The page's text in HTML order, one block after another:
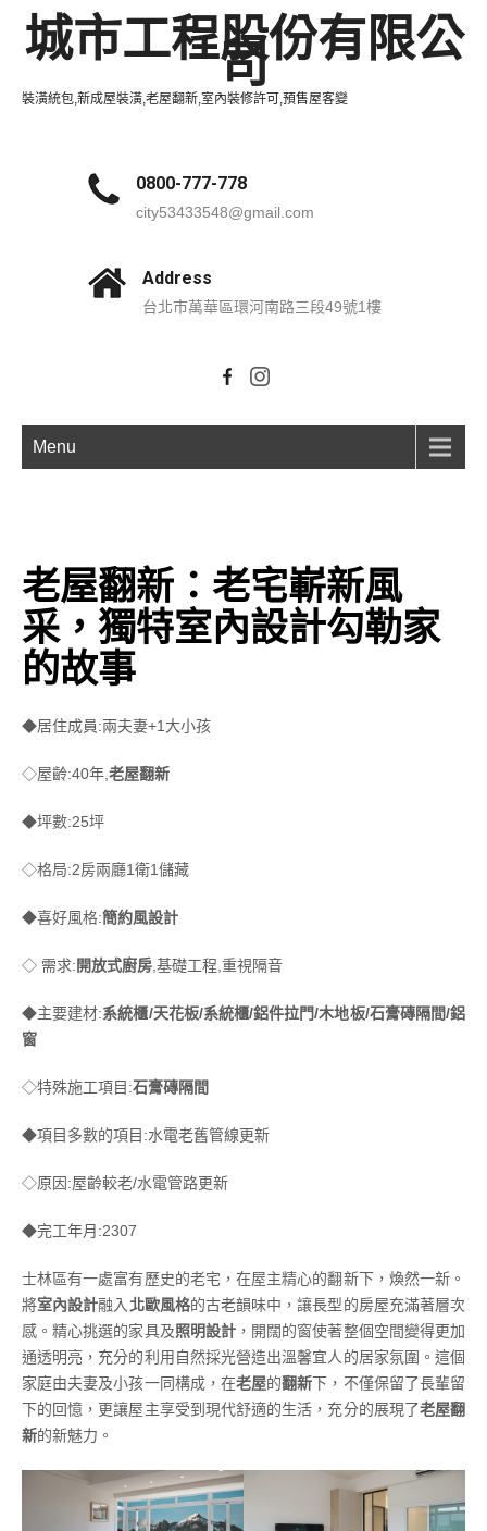
城市工程股份有限公
司
裝潢統包,新成屋裝潢,老屋翻新,室內裝修許可,預售屋客變
0800-777-778
city53433548@gmail.com
Address
台北市萬華區環河南路三段49號1樓
Menu
老屋翻新：老宅嶄新風
采，獨特室內設計勾勒家
的故事
◆居住成員:兩夫妻+1大小孩
◇屋齡:40年, 老屋翻新
◆坪數:25坪
◇格局:2房兩廳1衛1儲藏
◆喜好風格:簡約風設計
◇ 需求:開放式廚房 ,基礎工程,重視隔音
◆主要建材:系統櫃/天花板/系統櫃/鋁件拉門/木地板/石膏磚隔間/鋁
窗
◇特殊施工項目:石膏磚隔間
◆項目多數的項目:水電老舊管線更新
◇原因:屋齡較老/水電管路更新
◆完工年月:2307
士林區有一處富有歷史的老宅，在屋主精心的翻新下，煥然一新。
將室內設計融入 北歐風格的古老韻味中，讓長型的房屋充滿著層次
感。精心挑選的家具及照明設計 ，開闊的窗使著整個空間變得更加
通透明亮，充分的利用自然採光營造出溫馨宜人的居家氛圍。這個
家庭由夫妻及小孩一同構成，在老屋的翻新下，不僅保留了長輩留
下的回憶，更讓屋主享受到現代舒適的生活，充分的展現了老屋翻
新的新魅力。